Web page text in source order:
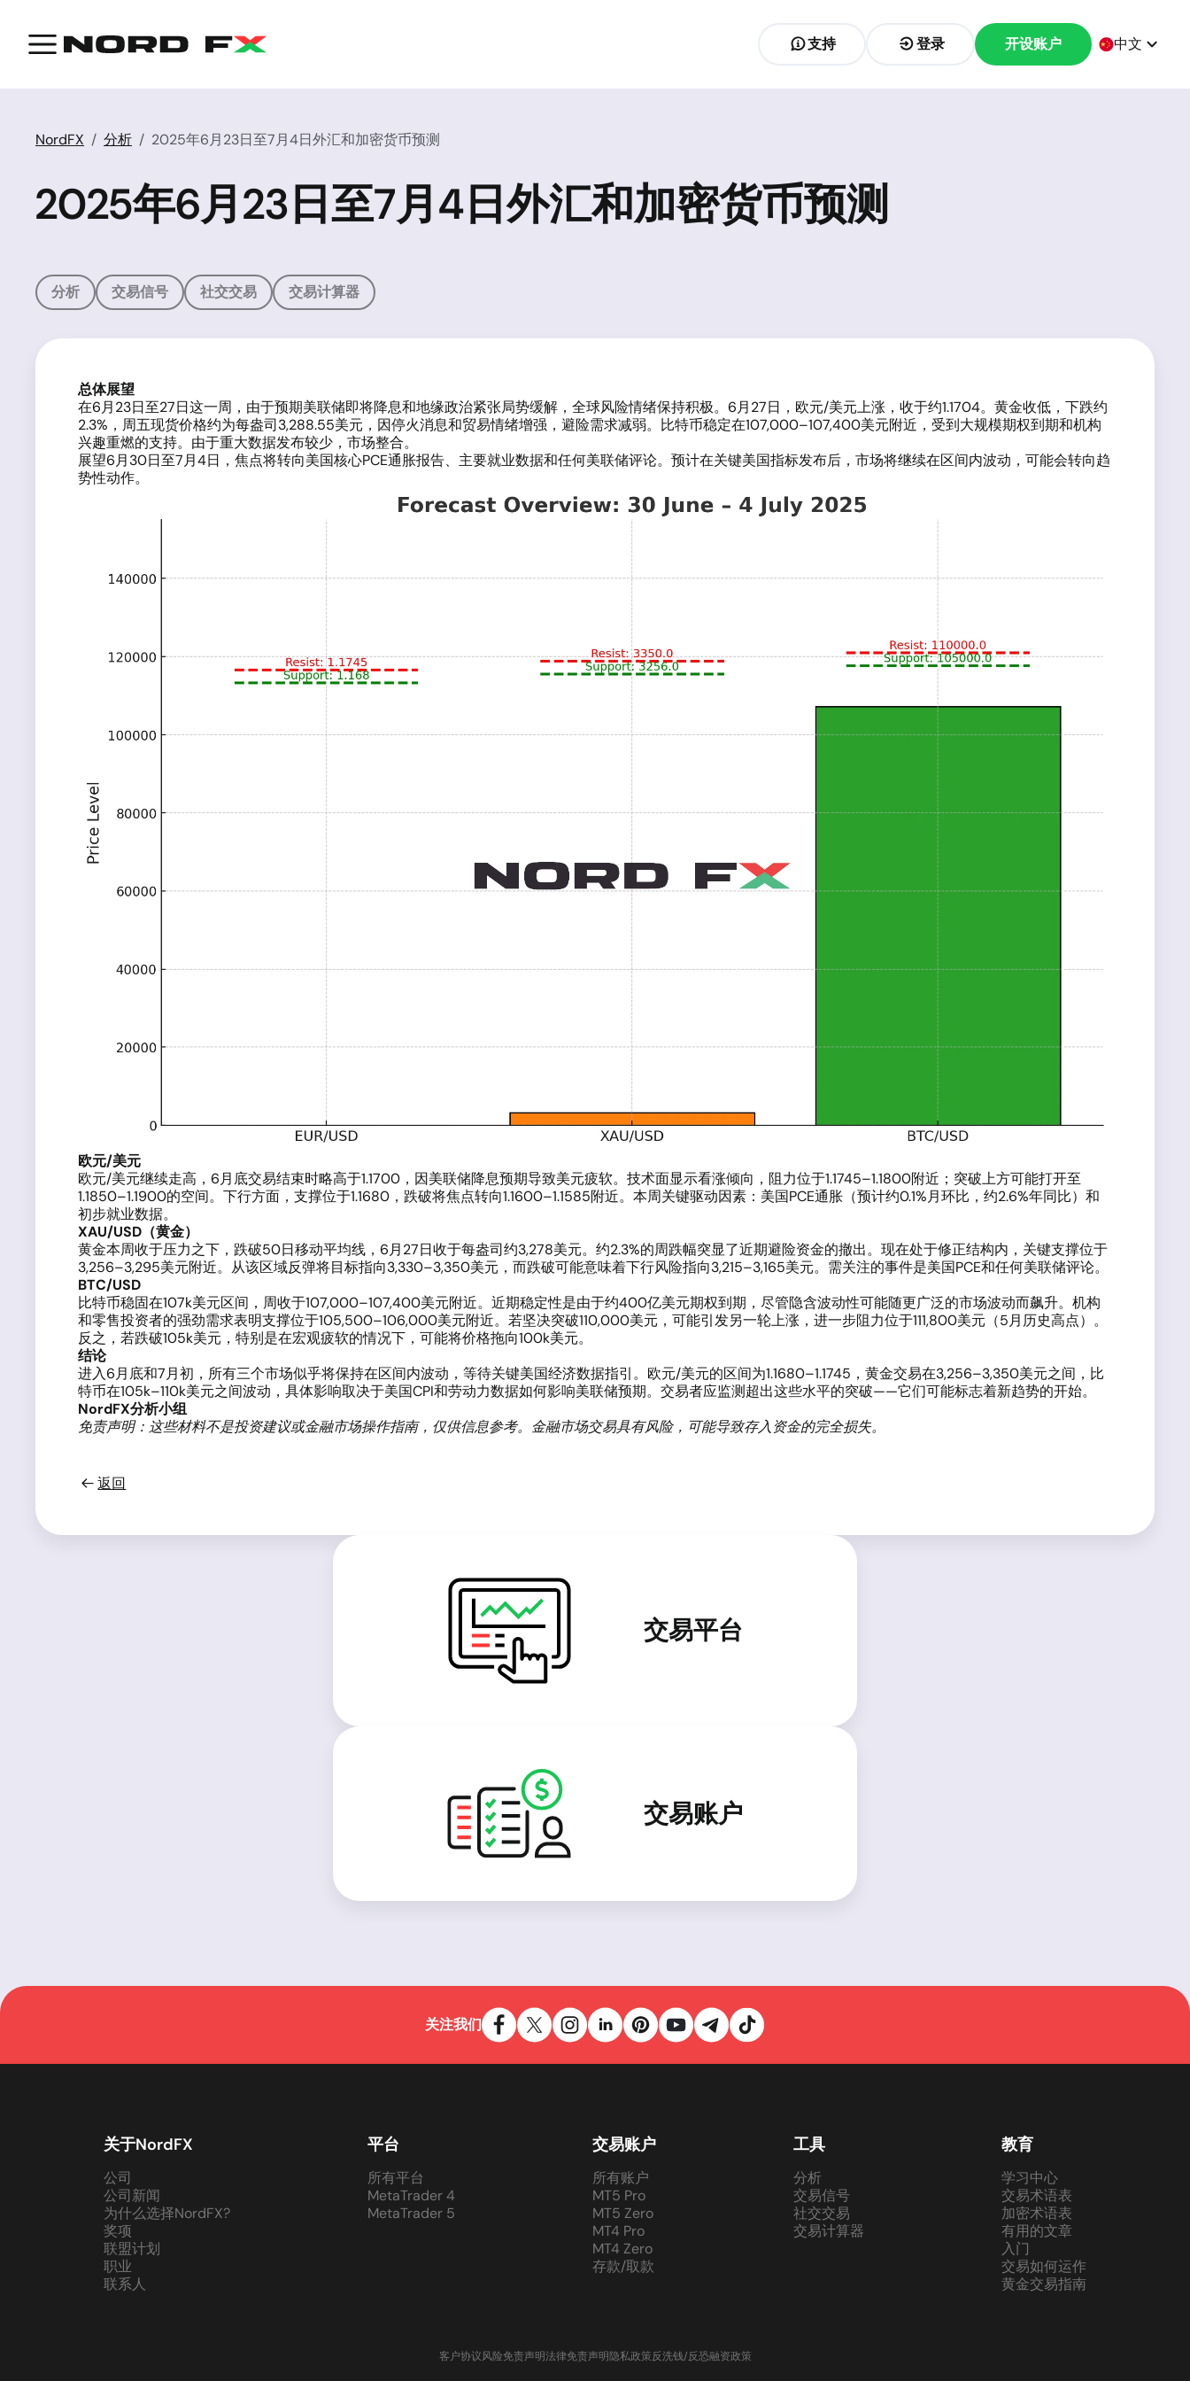
支持 登录 开设账户 中文
NordFX 分析 2025年6月23日至7月4日外汇和加密货币预测
2025年6月23日至7月4日外汇和加密货币预测
分析 交易信号 社交交易 交易计算器
总体展望
在6月23日至27日这一周，由于预期美联储即将降息和地缘政治紧张局势缓解，全球风险情绪保持积极。6月27日，欧元/美元上涨，收于约1.1704。黄金收低，下跌约
2.3%，周五现货价格约为每盎司3,288.55美元，因停火消息和贸易情绪增强，避险需求减弱。比特币稳定在107,000–107,400美元附近，受到大规模期权到期和机构
兴趣重燃的支持。由于重大数据发布较少，市场整合。
展望6月30日至7月4日，焦点将转向美国核心PCE通胀报告、主要就业数据和任何美联储评论。预计在关键美国指标发布后，市场将继续在区间内波动，可能会转向趋
势性动作。
欧元/美元
欧元/美元继续走高，6月底交易结束时略高于1.1700，因美联储降息预期导致美元疲软。技术面显示看涨倾向，阻力位于1.1745–1.1800附近；突破上方可能打开至
1.1850–1.1900的空间。下行方面，支撑位于1.1680，跌破将焦点转向1.1600–1.1585附近。本周关键驱动因素：美国PCE通胀（预计约0.1%月环比，约2.6%年同比）和
初步就业数据。
XAU/USD（黄金）
黄金本周收于压力之下，跌破50日移动平均线，6月27日收于每盎司约3,278美元。约2.3%的周跌幅突显了近期避险资金的撤出。现在处于修正结构内，关键支撑位于
3,256–3,295美元附近。从该区域反弹将目标指向3,330–3,350美元，而跌破可能意味着下行风险指向3,215–3,165美元。需关注的事件是美国PCE和任何美联储评论。
BTC/USD
比特币稳固在107k美元区间，周收于107,000–107,400美元附近。近期稳定性是由于约400亿美元期权到期，尽管隐含波动性可能随更广泛的市场波动而飙升。机构
和零售投资者的强劲需求表明支撑位于105,500–106,000美元附近。若坚决突破110,000美元，可能引发另一轮上涨，进一步阻力位于111,800美元（5月历史高点）。
反之，若跌破105k美元，特别是在宏观疲软的情况下，可能将价格拖向100k美元。
结论
进入6月底和7月初，所有三个市场似乎将保持在区间内波动，等待关键美国经济数据指引。欧元/美元的区间为1.1680–1.1745，黄金交易在3,256–3,350美元之间，比
特币在105k–110k美元之间波动，具体影响取决于美国CPI和劳动力数据如何影响美联储预期。交易者应监测超出这些水平的突破——它们可能标志着新趋势的开始。
NordFX分析小组
免责声明：这些材料不是投资建议或金融市场操作指南，仅供信息参考。金融市场交易具有风险，可能导致存入资金的完全损失。
返回
交易平台
交易账户
关注我们
关于NordFX
公司
公司新闻
为什么选择NordFX?
奖项
联盟计划
职业
联系人
平台
所有平台
MetaTrader 4
MetaTrader 5
交易账户
所有账户
MT5 Pro
MT5 Zero
MT4 Pro
MT4 Zero
存款/取款
工具
分析
交易信号
社交交易
交易计算器
教育
学习中心
交易术语表
加密术语表
有用的文章
入门
交易如何运作
黄金交易指南
客户协议风险免责声明法律免责声明隐私政策反洗钱/反恐融资政策